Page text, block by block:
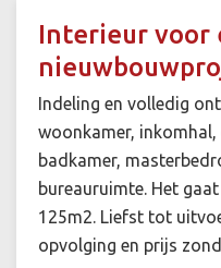
Interieur voor
Indeling en volledig
woonkamer, inkomhal,
badkamer,
bureauruimte. Het
125m2. Liefst tot
opvolging en prijs